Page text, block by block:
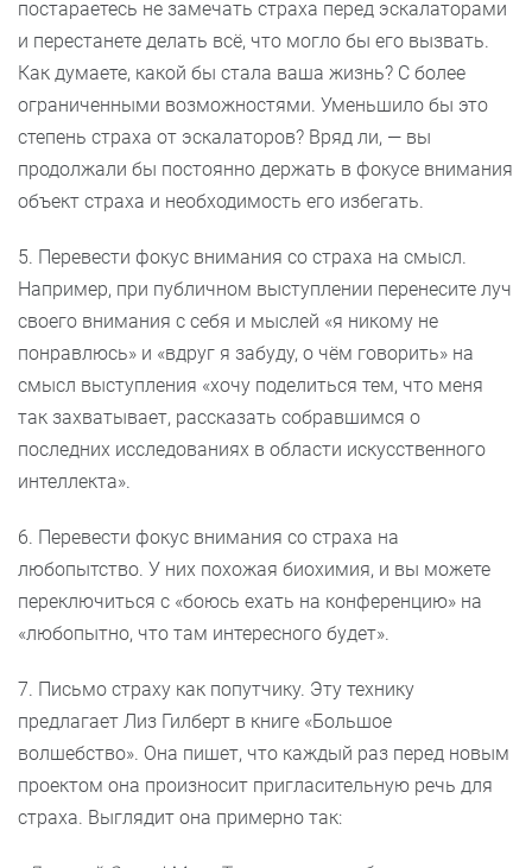
постараетесь не замечать страха перед эскалаторами
и перестанете делать всё, что могло бы его вызвать.
Как думаете, какой бы стала ваша жизнь? С более
ограниченными возможностями. Уменьшило бы это
степень страха от эскалаторов? Вряд ли, — вы
продолжали бы постоянно держать в фокусе внимания
объект страха и необходимость его избегать.
5. Перевести фокус внимания со страха на смысл.
Например, при публичном выступлении перенесите луч
своего внимания с себя и мыслей «я никому не
понравлюсь» и «вдруг я забуду, о чём говорить» на
смысл выступления «хочу поделиться тем, что меня
так захватывает, рассказать собравшимся о
последних исследованиях в области искусственного
интеллекта».
6. Перевести фокус внимания со страха на
любопытство. У них похожая биохимия, и вы можете
переключиться с «боюсь ехать на конференцию» на
«любопытно, что там интересного будет».
7. Письмо страху как попутчику. Эту технику
предлагает Лиз Гилберт в книге «Большое
волшебство». Она пишет, что каждый раз перед новым
проектом она произносит пригласительную речь для
страха. Выглядит она примерно так: